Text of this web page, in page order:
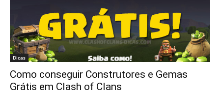
Dicas
Como conseguir Construtores e Gemas
Grátis em Clash of Clans